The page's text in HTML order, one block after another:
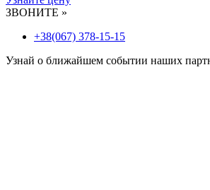
ЗВОНИТЕ »
+38(067) 378-15-15
Узнай о ближайшем событии наших